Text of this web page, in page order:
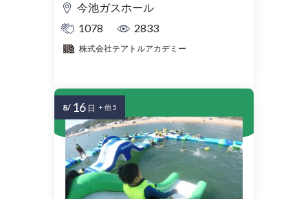
今池ガスホール
1078
2833
株式会社テアトルアカデミー
8/ 16 日 + 他 5